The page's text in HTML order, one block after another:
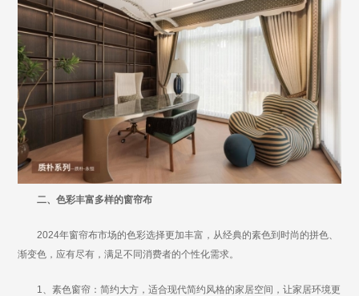
二、色彩丰富多样的窗帘布
2024年窗帘布市场的色彩选择更加丰富，从经典的素色到时尚的拼色、
渐变色，应有尽有，满足不同消费者的个性化需求。
1、素色窗帘：简约大方，适合现代简约风格的家居空间，让家居环境更